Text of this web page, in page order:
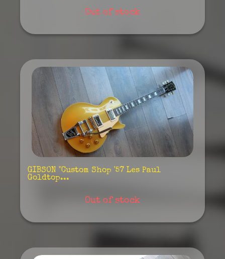
Out of stock
GIBSON "Custom Shop '57 Les Paul
Goldtop...
Out of stock